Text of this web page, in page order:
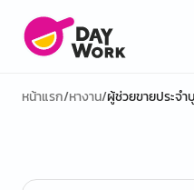
หน้าแรก/หางาน/ผู้ช่วยขายประจ